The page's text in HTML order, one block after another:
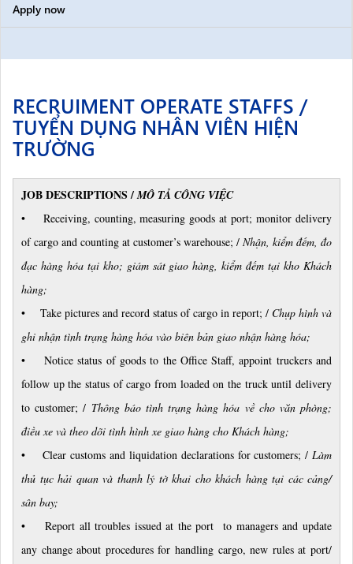
Apply now
RECRUIMENT OPERATE STAFFS /
TUYỂN DỤNG NHÂN VIÊN HIỆN
TRƯỜNG
JOB DESCRIPTIONS /MÔ TẢ CÔNG VIỆC
• Receiving, counting, measuring goods at port; monitor delivery
of cargo and counting at customer’s warehouse; / Nhận, kiểm đếm, đo
đạc hàng hóa tại kho; giám sát giao hàng, kiểm đếm tại kho Khách
hàng;
• Take pictures and record status of cargo in report; / Chụp hình và
ghi nhận tình trạng hàng hóa vào biên bản giao nhận hàng hóa;
• Notice status of goods to the Office Staff, appoint truckers and
follow up the status of cargo from loaded on the truck until delivery
to customer; / Thông báo tình trạng hàng hóa về cho văn phòng;
điều xe và theo dõi tình hình xe giao hàng cho Khách hàng;
• Clear customs and liquidation declarations for customers; / Làm
thủ tục hải quan và thanh lý tờ khai cho khách hàng tại các cảng/
sân bay;
• Report all troubles issued at the port to managers and update
any change about procedures for handling cargo, new rules at port/